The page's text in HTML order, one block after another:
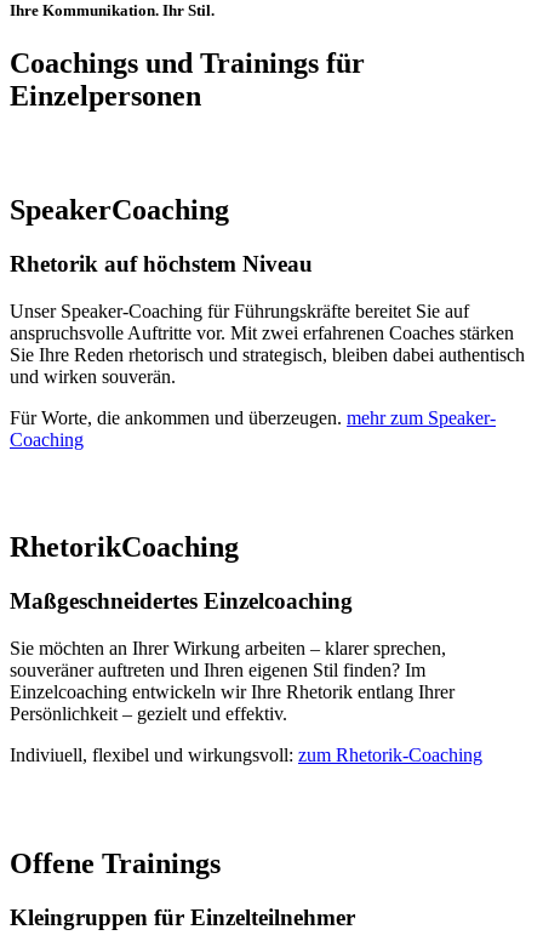
Ihre Kommunikation. Ihr Stil.
Coachings und Trainings für
Einzelpersonen
SpeakerCoaching
Rhetorik auf höchstem Niveau
Unser Speaker-Coaching für Führungskräfte bereitet Sie auf
anspruchsvolle Auftritte vor. Mit zwei erfahrenen Coaches stärken
Sie Ihre Reden rhetorisch und strategisch, bleiben dabei authentisch
und wirken souverän.
Für Worte, die ankommen und überzeugen. mehr zum Speaker-
Coaching
RhetorikCoaching
Maßgeschneidertes Einzelcoaching
Sie möchten an Ihrer Wirkung arbeiten – klarer sprechen,
souveräner auftreten und Ihren eigenen Stil finden? Im
Einzelcoaching entwickeln wir Ihre Rhetorik entlang Ihrer
Persönlichkeit – gezielt und effektiv.
Indiviuell, flexibel und wirkungsvoll: zum Rhetorik-Coaching
Offene Trainings
Kleingruppen für Einzelteilnehmer